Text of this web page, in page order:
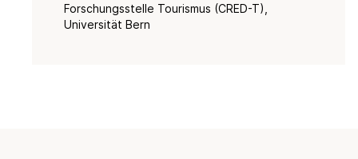
Forschungsstelle Tourismus (CRED-T),
Universität Bern